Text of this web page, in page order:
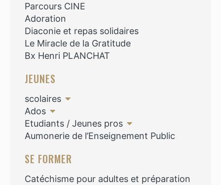
Parcours CINE
Adoration
Diaconie et repas solidaires
Le Miracle de la Gratitude
Bx Henri PLANCHAT
JEUNES
scolaires
Ados
Etudiants / Jeunes pros
Aumonerie de l’Enseignement Public
SE FORMER
Catéchisme pour adultes et préparation